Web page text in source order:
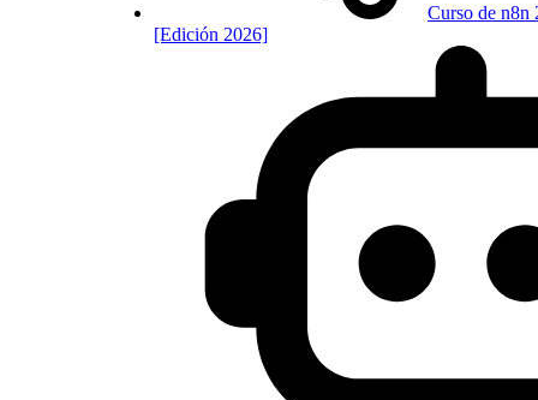
Curso de n8n
[Edición 2026]